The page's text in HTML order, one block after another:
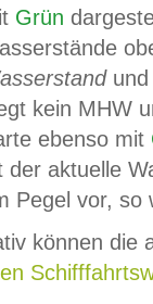
Grün
und
kein MHW
ebenso mit
der aktuelle
Pegel vor,
können die